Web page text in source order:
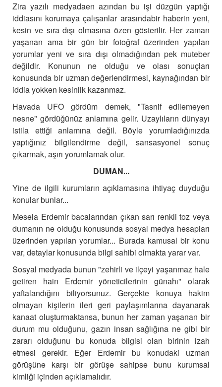
Zira yazılı medyadaen azından bu işi düzgün yaptığı
iddiasını korumaya çalışanlar arasındabir haberin yeni,
kesin ve sıra dışı olmasına özen gösterilir. Her zaman
yaşanan ama bir gün bir fotoğraf üzerinden yapılan
yorumlar yeni ve sıra dışı olmadığından pek muteber
değildir.
Konunun ne olduğu ve olası sonuçları
konusunda bir uzman değerlendirmesi, kaynağından bir
iddia yokken kesinlik kazanmaz.
Havada UFO gördüm demek, "Tasnif edilemeyen
nesne" gördüğünüz anlamına gelir. Uzaylıların dünyayı
istila ettiği anlamına değil.
Böyle yorumladığınızda
yaptığınız bilgilendirme değil, sansasyonel sonuç
çıkarmak, aşırı yorumlamak olur.
DUMAN...
Yine de ilgili kurumların açıklamasına ihtiyaç duyduğu
konular bunlar...
Mesela Erdemir bacalarından çıkan sarı renkli toz veya
dumanın ne olduğu konusunda sosyal medya hesapları
üzerinden yapılan yorumlar... Burada kamusal bir konu
var, detaylar konusunda bilgi sahibi olmakta yarar var.
Sosyal medyada bunun "zehirli ve ilçeyi yaşanmaz hale
getiren hain Erdemir yöneticilerinin günahı" olarak
yaftalandığını biliyorsunuz.
Gerçekte konuya hakim
olmayan kişilerin ileri geri paylaşımlarına dayanarak
kanaat oluşturmaktansa, bunun her zaman yaşanan bir
durum mu olduğunu, gazın insan sağlığına ne gibi bir
zararı olduğunu bu konuda bilgisi olan birinin izah
etmesi gerekir.
Eğer Erdemir bu konudaki uzman
görüşüne karşı bir görüşe sahipse bunu kurumsal
kimliği içinden açıklamalıdır.